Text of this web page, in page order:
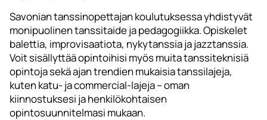
Savonian tanssinopettajan koulutuksessa yhdistyvät
monipuolinen tanssitaide ja pedagogiikka. Opiskelet
balettia, improvisaatiota, nykytanssia ja jazztanssia.
Voit sisällyttää opintoihisi myös muita tanssiteknisiä
opintoja sekä ajan trendien mukaisia tanssilajeja,
kuten katu- ja commercial-lajeja – oman
kiinnostuksesi ja henkilökohtaisen
opintosuunnitelmasi mukaan.